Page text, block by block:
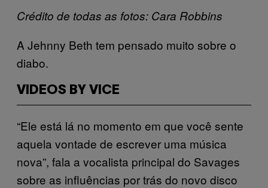
Crédito de todas as fotos: Cara Robbins
A Jehnny Beth tem pensado muito sobre o
diabo.
VIDEOS BY VICE
“Ele está lá no momento em que você sente
aquela vontade de escrever uma música
nova”, fala a vocalista principal do Savages
sobre as influências por trás do novo disco